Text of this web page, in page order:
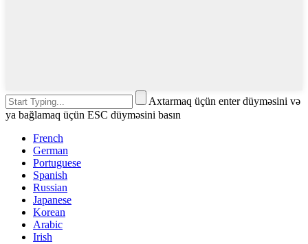
Axtarmaq üçün enter düyməsini və
ya bağlamaq üçün ESC düyməsini basın
French
German
Portuguese
Spanish
Russian
Japanese
Korean
Arabic
Irish